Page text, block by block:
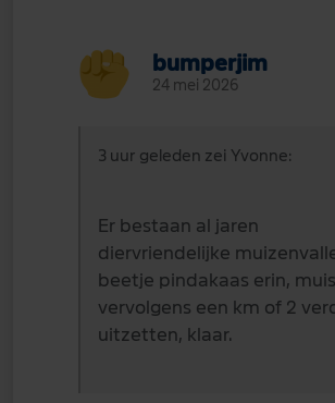
bumperjim
24 mei 2026
3 uur geleden zei Yvonne:
Er bestaan al jaren
diervriendelijke
beetje pindakaas erin,
vervolgens een km of 2
uitzetten, klaar.